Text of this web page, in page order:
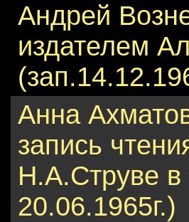
Андрей
издателем
Анна
запись
Н.А.Струве в
20.06.1965г.)